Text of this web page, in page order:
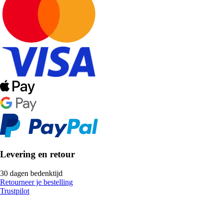
Levering en retour
30 dagen bedenktijd
Retourneer je bestelling
Trustpilot